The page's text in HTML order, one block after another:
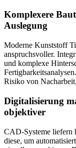
Komplexere
Auslegung
Moderne Kunststoff
anspruchsvoller.
und komplexe
Risiko von
Digitalisierung
objektiver
CAD-Systeme liefern
diese, um